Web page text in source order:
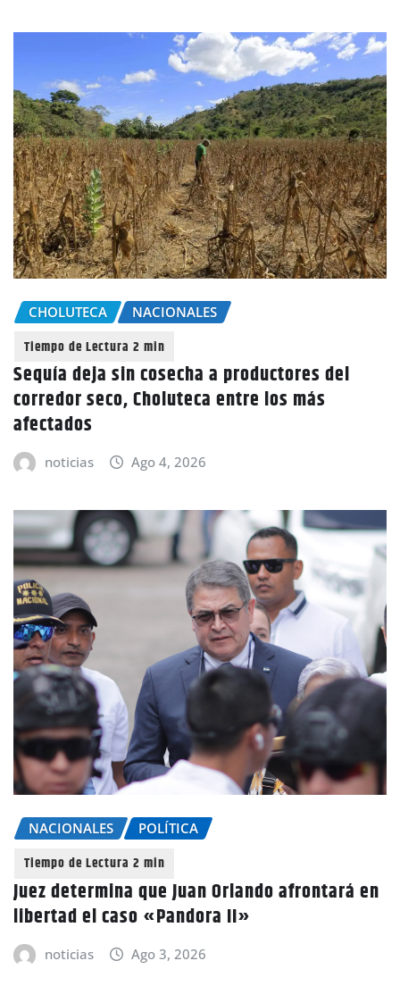
CHOLUTECA NACIONALES
Sequía deja sin cosecha a productores del
corredor seco, Choluteca entre los más
afectados
noticias Ago 4, 2026
NACIONALES POLÍTICA
Juez determina que Juan Orlando afrontará en
libertad el caso «Pandora II»
noticias Ago 3, 2026